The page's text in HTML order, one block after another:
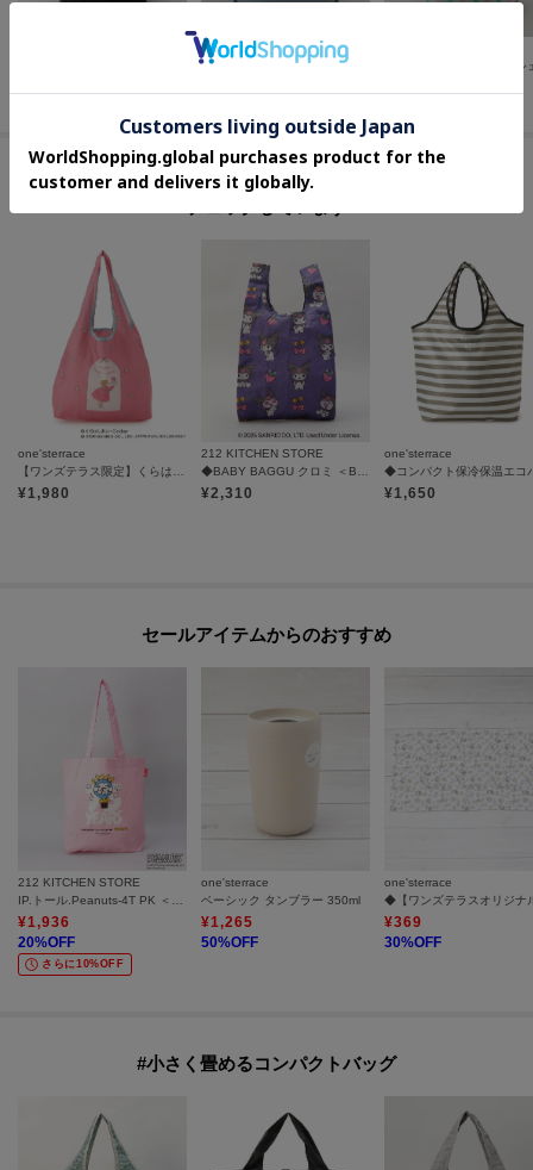
212 KITCHEN STORE
この商品を見た人はコチラの商品も
one'sterrace
【ワンズテラス限定】くらはしれい×サンリオキャラクターズ エコバッグ
¥1,980
212 KITCHEN STORE
◆BABY BAGGU クロミ ＜BAGGU バグゥ＞
¥2,310
one'sterrace
¥1,650
セールアイテムからのおすすめ
212 KITCHEN STORE
¥1,936
20%OFF
さらに10%OFF
one'sterrace
ベーシック タンブラー 350ml
¥1,265
50%OFF
one'sterrace
¥369
30%OFF
#小さく畳めるコンパクトバッグ